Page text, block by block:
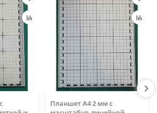
Планшет А4 2 мм с